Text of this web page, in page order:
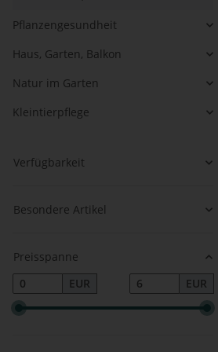
Pflanzengesundheit
Haus, Garten, Balkon
Natur im Garten
Kleintierpflege
Verfügbarkeit
Besondere Artikel
Preisspanne
EUR
EUR